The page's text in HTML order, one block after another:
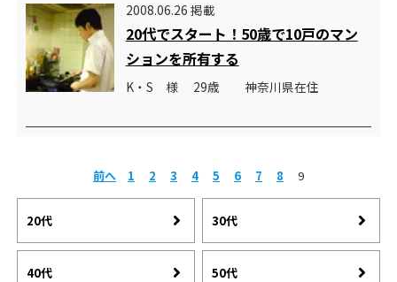
2008.06.26 掲載
20代でスタート！50歳で10戸のマン
ションを所有する
K・S 様 29歳 神奈川県在住
前へ 1 2 3 4 5 6 7 8 9
20代 30代
40代 50代